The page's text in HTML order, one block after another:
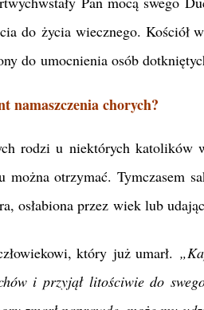
do życia wiecznego.
do umocnienia osób
namaszczenia chorych?
rodzi u niektórych
otrzymać. Tymczasem
osłabiona przez wiek lub
który już umarł.
i przyjął litościwie do